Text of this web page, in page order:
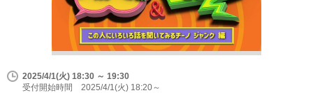
2025/4/1(火) 18:30 ～ 19:30
受付開始時間 2025/4/1(火) 18:20～